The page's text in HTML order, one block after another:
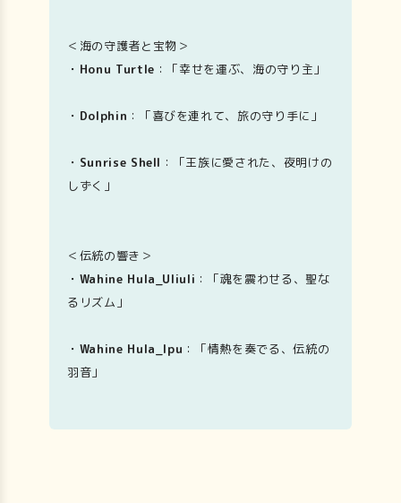
＜海の守護者と宝物＞
・Honu Turtle ：「幸せを運ぶ、海の守り主」
・Dolphin ：「喜びを連れて、旅の守り手に」
・Sunrise Shell ：「王族に愛された、夜明けの
しずく」
＜伝統の響き＞
・Wahine Hula_Uliuli ：「魂を震わせる、聖な
るリズム」
・Wahine Hula_lpu ：「情熱を奏でる、伝統の
羽音」